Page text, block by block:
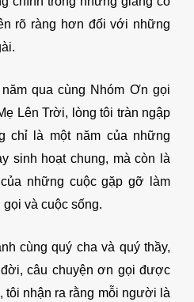
rõ ràng hơn đối với những
qua cùng Nhóm Ơn gọi
Lên Trời, lòng tôi tràn ngập
chỉ là một năm của những
sinh hoạt chung, mà còn là
những cuộc gặp gỡ làm
và cuộc sống.
cùng quý cha và quý thầy,
câu chuyện ơn gọi được
tôi nhận ra rằng mỗi người là